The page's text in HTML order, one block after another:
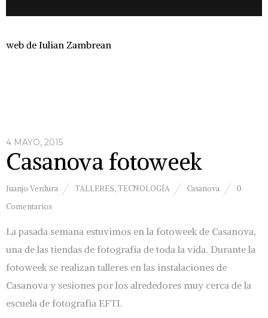
web de Iulian Zambrean
4 MAYO, 2015
Casanova fotoweek
Juanjo Verdura TALLERES,TECNOLOGÍA Casanova
0
Comentarios
La pasada semana estuvimos en la fotoweek de Casanova,
una de las tiendas de fotografía de toda la vida. Durante la
fotoweek se realizan talleres en las instalaciones de
Casanova y sesiones por los alrededores muy cerca de la
escuela de fotografia EFTI.